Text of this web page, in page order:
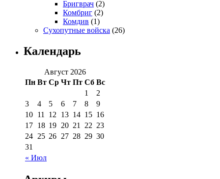
Бригврач (2)
Комбриг (2)
Комдив (1)
Сухопутные войска (26)
Календарь
Август 2026
Пн Вт Ср Чт Пт Сб Вс
« Июл
1
2
3
4 5 6 7 8
9
10 11 12 13 14 15 16
17 18 19 20 21 22 23
24 25 26 27 28 29 30
31